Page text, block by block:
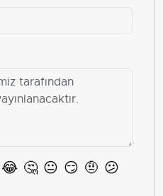
😂 🤔 😐 😏 🤨 😕